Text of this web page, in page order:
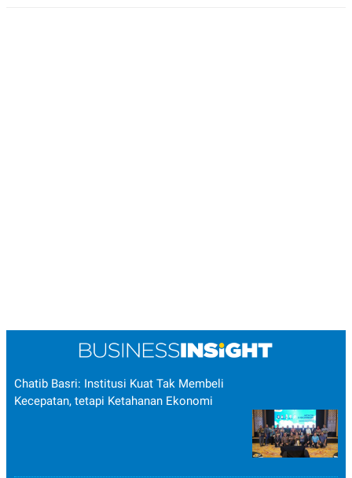
Chatib Basri: Institusi Kuat Tak Membeli
Kecepatan, tetapi Ketahanan Ekonomi